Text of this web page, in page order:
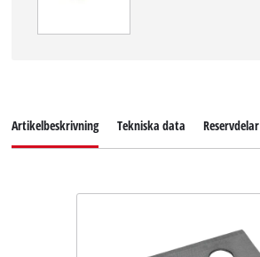
Artikelbeskrivning Tekniska data Reservdelar